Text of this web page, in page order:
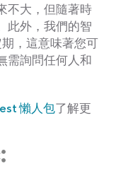
不大，但隨著時
此外，我們的智
，這意味著您可
需詢問任何人和
懶人包了解更